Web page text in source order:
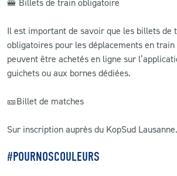
Il est important de savoir que les billets de
obligatoires pour les déplacements en train
peuvent être achetés en ligne sur
guichets ou aux bornes dédiées.
🎫Billet de matches
Sur inscription auprès du KopSud Lausanne.
#POURNOSCOULEURS